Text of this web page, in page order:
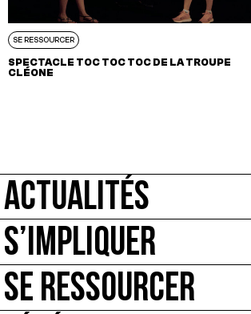
SE RESSOURCER
SPECTACLE TOC TOC TOC DE LA TROUPE
CLÉONE
ACTUALITÉS
S’IMPLIQUER
SE RESSOURCER